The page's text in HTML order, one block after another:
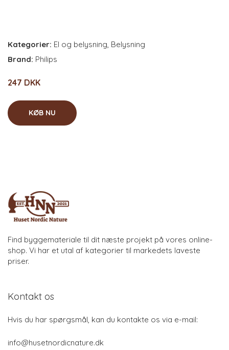
Kategorier: El og belysning Belysning
Brand: Philips
247 DKK
KØB NU
Find byggemateriale til dit næste projekt på vores online-
shop. Vi har et utal af kategorier til markedets laveste
priser.
Kontakt os
Hvis du har spørgsmål, kan du kontakte os via e-mail:
info@husetnordicnature.dk